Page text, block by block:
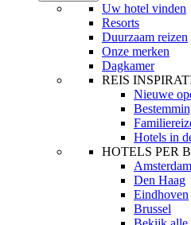
Uw hotel vinden
Resorts
Duurzaam reizen
Onze merken
Dagkamer
REIS
Nieuwe
Hotels in
HOTELS PER
Amsterdam
Den Haag
Eindhoven
Brussel